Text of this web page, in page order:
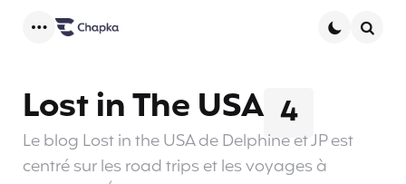
4
Lost in The USA
Le blog Lost in the USA de Delphine et JP est
centré sur les road trips et les voyages à